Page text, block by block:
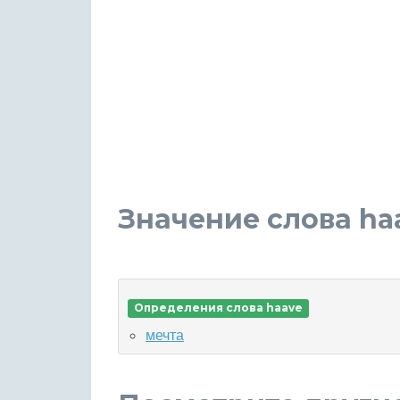
Значение слова
Определения слова haave
мечта